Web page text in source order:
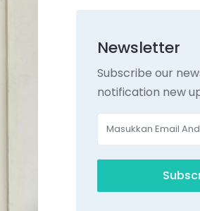
Newsletter
Subscribe our
notification new